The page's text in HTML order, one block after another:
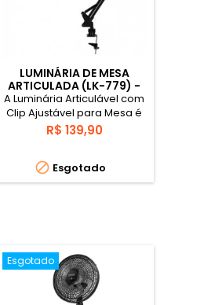
LUMINÁRIA DE MESA
ARTICULADA (LK-779) -
LUATEK
A Luminária Articulável com
Clip Ajustável para Mesa é
ideal para você que estuda
ou trabalha e preza por um
A Luminária Articulada de
Mesa vai lhe auxiliar,
ambiente com um visual
mais moderno. Ela é
compatível com lâmpadas
E27,...
Preço
R$ 139,90
 Esgotado
Esgotado